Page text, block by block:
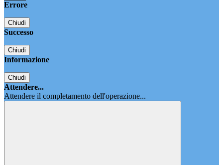
Errore
Chiudi
Successo
Chiudi
Informazione
Chiudi
Attendere...
Attendere il completamento dell'operazione...